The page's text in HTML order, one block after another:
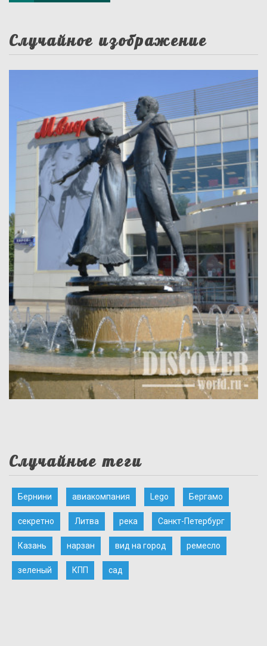
Случайное изображение
Случайные теги
Бернини авиакомпания Lego Бергамо
секретно Литва река Санкт-Петербург
Казань нарзан вид на город ремесло
зеленый КПП сад